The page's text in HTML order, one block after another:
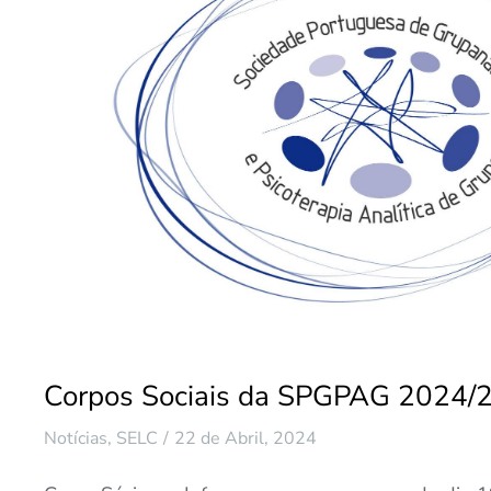
Corpos Sociais da SPGPAG 2024/
Notícias, SELC 22 de Abril, 2024